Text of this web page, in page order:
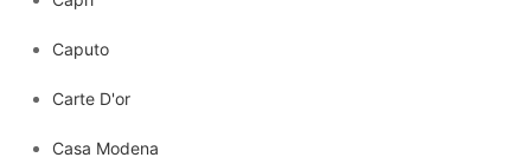
Caputo
Carte D'or
Casa Modena